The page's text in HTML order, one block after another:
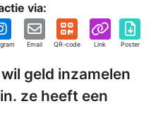
via:
Email QR-code Link Poster
geld inzamelen
ze heeft een